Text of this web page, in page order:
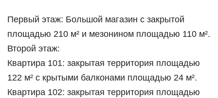
Первый этаж: Большой магазин с закрытой
площадью 210 м² и мезонином площадью 110 м².
Второй этаж:
Квартира 101: закрытая территория площадью
122 м² с крытыми балконами площадью 24 м².
Квартира 102: закрытая территория площадью